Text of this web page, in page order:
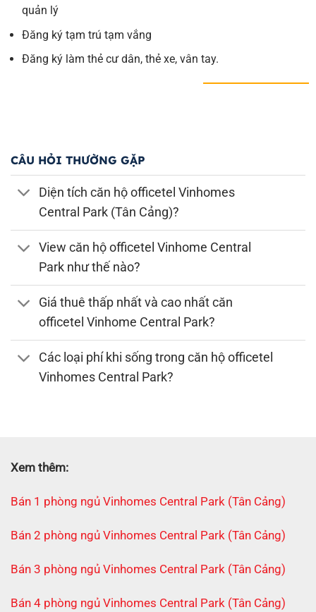
quản lý
Đăng ký tạm trú tạm vắng
Đăng ký làm thẻ cư dân, thẻ xe, vân tay.
CÂU HỎI THƯỜNG GẶP
Diện tích căn hộ officetel Vinhomes
Central Park (Tân Cảng)?
View căn hộ officetel Vinhome Central
Park như thế nào?
Giá thuê thấp nhất và cao nhất căn
officetel Vinhome Central Park?
Các loại phí khi sống trong căn hộ officetel
Vinhomes Central Park?
Xem thêm:
Bán 1 phòng ngủ Vinhomes Central Park (Tân Cảng)
Bán 2 phòng ngủ Vinhomes Central Park (Tân Cảng)
Bán 3 phòng ngủ Vinhomes Central Park (Tân Cảng)
Bán 4 phòng ngủ Vinhomes Central Park (Tân Cảng)